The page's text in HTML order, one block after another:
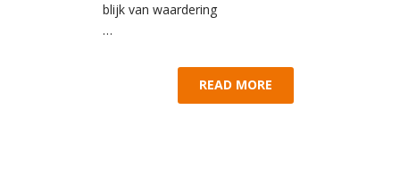
blijk van waardering
…
READ MORE